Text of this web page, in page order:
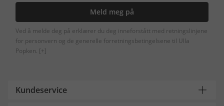
Meld meg på
Ved å melde deg på erklærer du deg inneforstått med retningslinjene
for personvern og de generelle forretningsbetingelsene til Ulla
Popken. [+]
Kundeservice